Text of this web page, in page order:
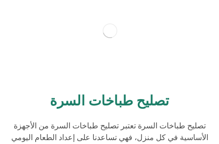
تصليح طباخات السرة
تصليح طباخات السرة تعتبر تصليح طباخات السرة من الأجهزة
الأساسية في كل منزل، فهي تساعدنا على إعداد الطعام اليومي